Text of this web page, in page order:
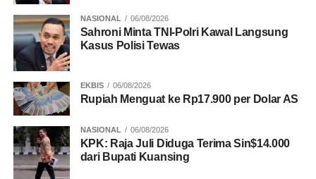
NASIONAL 06/08/2026
Sahroni Minta TNI-Polri Kawal Langsung
Kasus Polisi Tewas
EKBIS 06/08/2026
Rupiah Menguat ke Rp17.900 per Dolar AS
NASIONAL 06/08/2026
KPK: Raja Juli Diduga Terima Sin$14.000
dari Bupati Kuansing